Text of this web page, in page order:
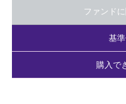
ファンド
基
購入で